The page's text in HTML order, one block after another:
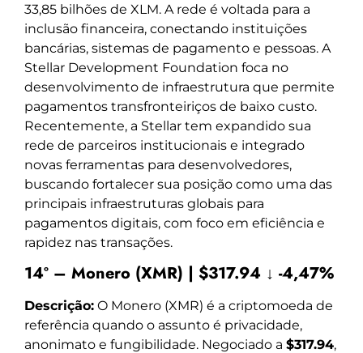
33,85 bilhões de XLM. A rede é voltada para a
inclusão financeira, conectando instituições
bancárias, sistemas de pagamento e pessoas. A
Stellar Development Foundation foca no
desenvolvimento de infraestrutura que permite
pagamentos transfronteiriços de baixo custo.
Recentemente, a Stellar tem expandido sua
rede de parceiros institucionais e integrado
novas ferramentas para desenvolvedores,
buscando fortalecer sua posição como uma das
principais infraestruturas globais para
pagamentos digitais, com foco em eficiência e
rapidez nas transações.
14º – Monero (XMR) | $317.94 ↓ -4,47%
Descrição: O Monero (XMR) é a criptomoeda de
referência quando o assunto é privacidade,
anonimato e fungibilidade. Negociado a $317.94,